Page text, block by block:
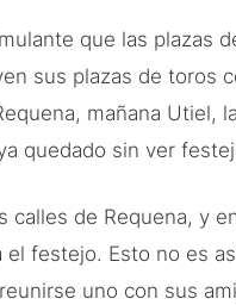
que las plazas
sus plazas de toros
mañana Utiel,
quedado sin ver
calles de Requena, y
festejo. Esto no es
uno con sus